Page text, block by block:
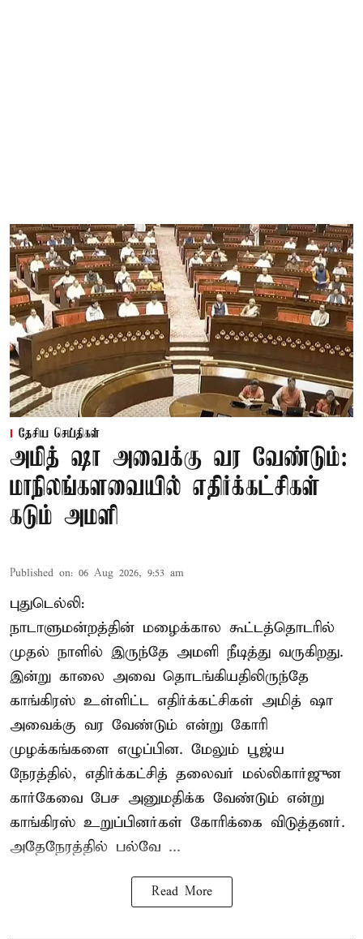
தேசிய செய்திகள்
அமித் ஷா அவைக்கு வர வேண்டும்:
மாநிலங்களவையில் எதிர்க்கட்சிகள்
கடும் அமளி
Published on: 06 Aug 2026, 9:53 am
புதுடெல்லி:
நாடாளுமன்றத்தின் மழைக்கால கூட்டத்தொடரில்
முதல் நாளில் இருந்தே அமளி நீடித்து வருகிறது.
இன்று காலை அவை தொடங்கியதிலிருந்தே
காங்கிரஸ் உள்ளிட்ட எதிர்க்கட்சிகள் அமித் ஷா
அவைக்கு வர வேண்டும் என்று கோரி
முழக்கங்களை எழுப்பின. மேலும் பூஜ்ய
நேரத்தில், எதிர்க்கட்சித் தலைவர் மல்லிகார்ஜுன
கார்கேவை பேச அனுமதிக்க வேண்டும் என்று
காங்கிரஸ் உறுப்பினர்கள் கோரிக்கை விடுத்தனர்.
அதேநேரத்தில் பல்வே ...
Read More